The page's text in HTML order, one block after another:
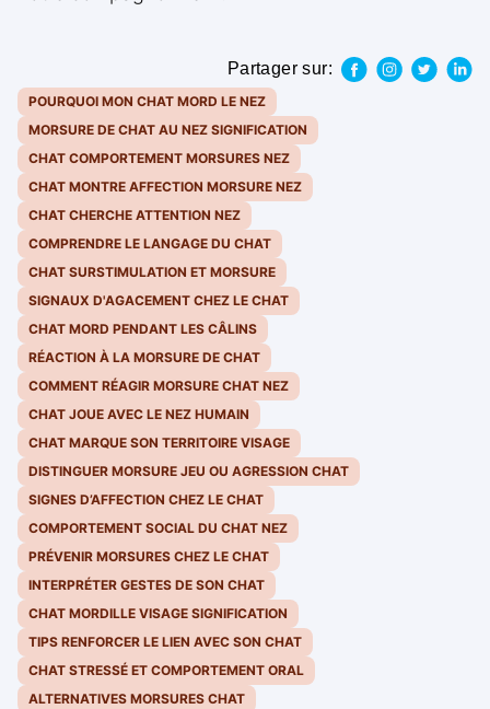
Partager sur:
POURQUOI MON CHAT MORD LE NEZ
MORSURE DE CHAT AU NEZ SIGNIFICATION
CHAT COMPORTEMENT MORSURES NEZ
CHAT MONTRE AFFECTION MORSURE NEZ
CHAT CHERCHE ATTENTION NEZ
COMPRENDRE LE LANGAGE DU CHAT
CHAT SURSTIMULATION ET MORSURE
SIGNAUX D'AGACEMENT CHEZ LE CHAT
CHAT MORD PENDANT LES CÂLINS
RÉACTION À LA MORSURE DE CHAT
COMMENT RÉAGIR MORSURE CHAT NEZ
CHAT JOUE AVEC LE NEZ HUMAIN
CHAT MARQUE SON TERRITOIRE VISAGE
DISTINGUER MORSURE JEU OU AGRESSION CHAT
SIGNES D’AFFECTION CHEZ LE CHAT
COMPORTEMENT SOCIAL DU CHAT NEZ
PRÉVENIR MORSURES CHEZ LE CHAT
INTERPRÉTER GESTES DE SON CHAT
CHAT MORDILLE VISAGE SIGNIFICATION
TIPS RENFORCER LE LIEN AVEC SON CHAT
CHAT STRESSÉ ET COMPORTEMENT ORAL
ALTERNATIVES MORSURES CHAT